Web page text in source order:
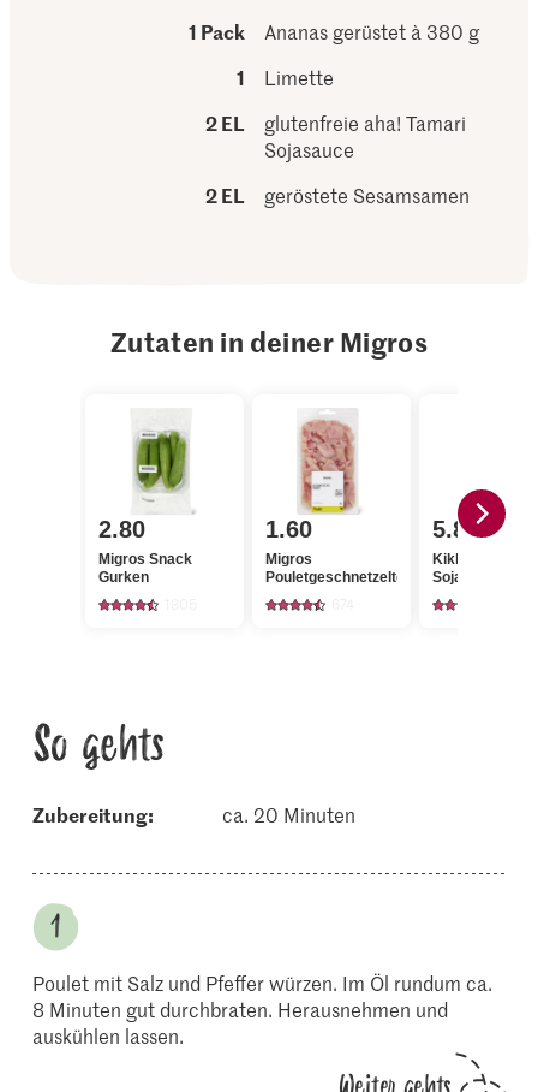
1 Pack
Ananas gerüstet à 380 g
1
Limette
2 EL
glutenfreie aha! Tamari
Sojasauce
2 EL
geröstete Sesamsamen
Zutaten in deiner Migros
2.80
Migros Snack
Gurken
1.60
Migros
Pouletgeschnetzeltes
5.80
Kikkoman
Sojasauce
So gehts
Zubereitung: ca. 20 Minuten
Poulet mit Salz und Pfeffer würzen. Im Öl rundum ca.
8 Minuten gut durchbraten. Herausnehmen und
auskühlen lassen.